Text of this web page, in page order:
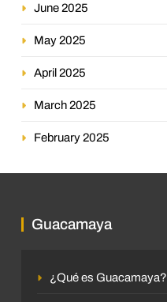
June 2025
May 2025
April 2025
March 2025
February 2025
Guacamaya
¿Qué es Guacamaya?